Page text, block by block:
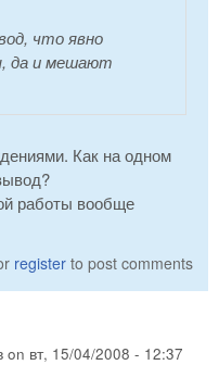
что явно
да и мешают
Как на одном
работы вообще
register to post comments
on вт, 15/04/2008 - 12:37